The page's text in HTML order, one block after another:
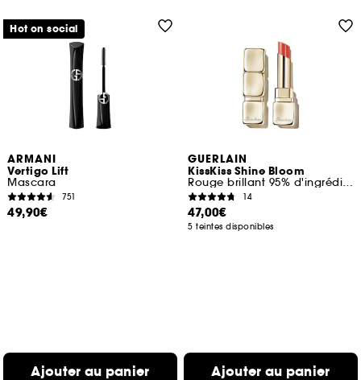
ARMANI
Vertigo Lift
Mascara
751
49,90€
Ajouter au panier
Hot on social
GUERLAIN
KissKiss Shine Bloom
Rouge brillant 95% d'ingrédients d'origine naturelle*
14
47,00€
5 teintes disponibles
Ajouter au panier